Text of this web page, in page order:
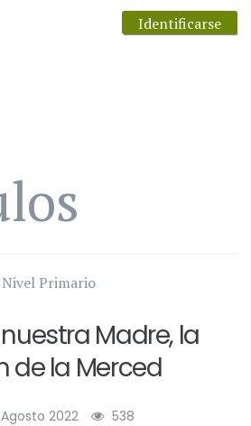
Identificarse
Nivel Primario
Madre, la
de la Merced
2022 538